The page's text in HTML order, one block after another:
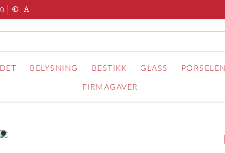
BELYSNING BESTIKK GLASS PORSELEN
FIRMAGAVER
item